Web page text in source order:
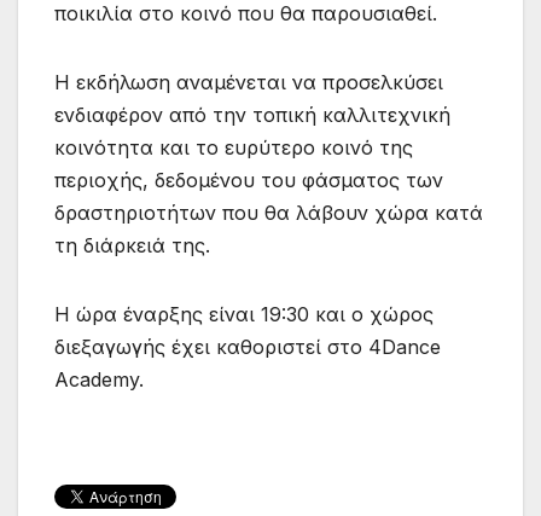
ποικιλία στο κοινό που θα παρουσιαθεί.
Η εκδήλωση αναμένεται να προσελκύσει
ενδιαφέρον από την τοπική καλλιτεχνική
κοινότητα και το ευρύτερο κοινό της
περιοχής, δεδομένου του φάσματος των
δραστηριοτήτων που θα λάβουν χώρα κατά
τη διάρκειά της.
Η ώρα έναρξης είναι 19:30 και ο χώρος
διεξαγωγής έχει καθοριστεί στο 4Dance
Academy.